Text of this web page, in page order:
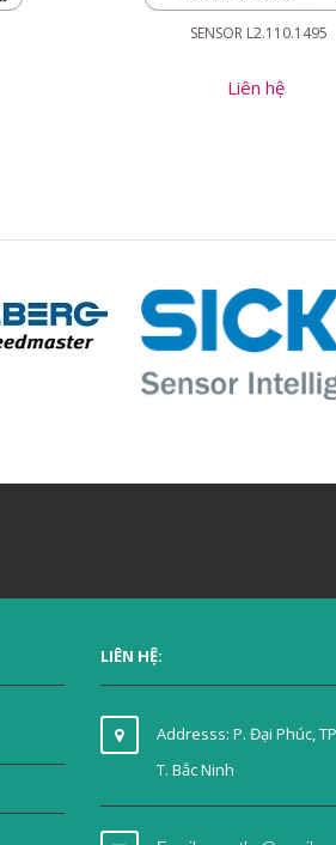
SENSOR L2.110.1495
Liên hệ
LIÊN HỆ:
Addresss: P. Đại Phúc,
T. Bắc Ninh